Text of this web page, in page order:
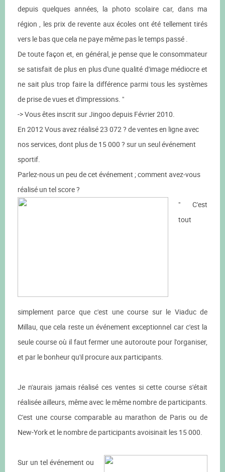
depuis quelques années, la photo scolaire car, dans ma
région , les prix de revente aux écoles ont été tellement tirés
vers le bas que cela ne paye même pas le temps passé .
De toute façon et, en général, je pense que le consommateur
se satisfait de plus en plus d'une qualité d'image médiocre et
ne sait plus trop faire la différence parmi tous les systèmes
de prise de vues et d'impressions. "
-> Vous êtes inscrit sur Jingoo depuis Février 2010.
En 2012 Vous avez réalisé 23 072 ? de ventes en ligne avec
nos services, dont plus de 15 000 ? sur un seul événement
sportif.
Parlez-nous un peu de cet événement ; comment avez-vous
réalisé un tel score ?
" C'est
tout
simplement parce que c'est une course sur le Viaduc de
Millau, que cela reste un événement exceptionnel car c'est la
seule course où il faut fermer une autoroute pour l'organiser,
et par le bonheur qu'il procure aux participants.
Je n'aurais jamais réalisé ces ventes si cette course s'était
réalisée ailleurs, même avec le même nombre de participants.
C'est une course comparable au marathon de Paris ou de
New-York et le nombre de participants avoisinait les 15 000.
Sur un tel événement ou